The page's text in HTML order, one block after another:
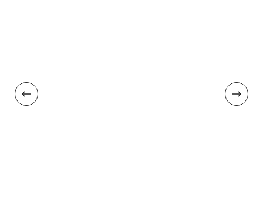
АКСЕССУАРЫ